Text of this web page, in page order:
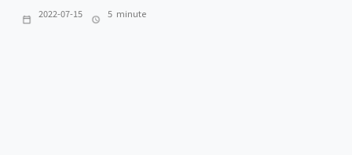
2022-07-15 5 minute